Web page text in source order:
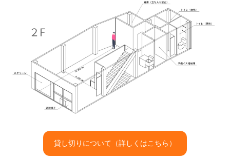
貸し切りについて（詳しくはこちら）